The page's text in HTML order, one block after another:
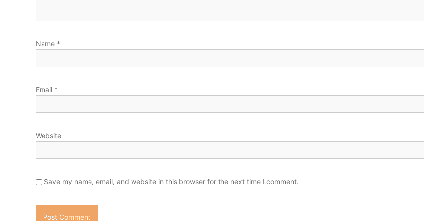
Name *
Email *
Website
Save my name, email, and website in this browser for the next time I comment.